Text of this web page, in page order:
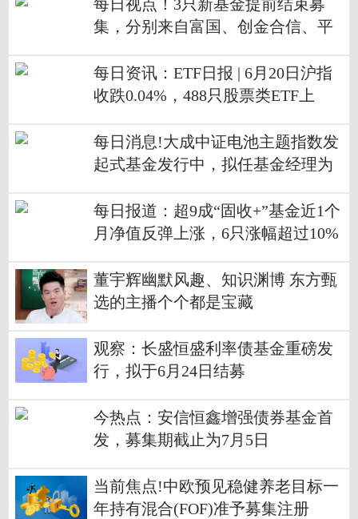
每日视点！3只新基金提前结束募
集，分别来自富国、创金合信、平
每日资讯：ETF日报 | 6月20日沪指
收跌0.04%，488只股票类ETF上
每日消息!大成中证电池主题指数发
起式基金发行中，拟任基金经理为
每日报道：超9成“固收+”基金近1个
月净值反弹上涨，6只涨幅超过10%
董宇辉幽默风趣、知识渊博 东方甄
选的主播个个都是宝藏
观察：长盛恒盛利率债基金重磅发
行，拟于6月24日结募
今热点：安信恒鑫增强债券基金首
发，募集期截止为7月5日
当前焦点!中欧预见稳健养老目标一
年持有混合(FOF)准予募集注册